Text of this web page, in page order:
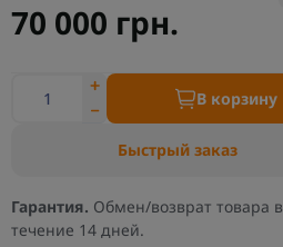
70 000 грн.
В корзину
Быстрый заказ
Гарантия. Обмен/возврат товара в
течение 14 дней.